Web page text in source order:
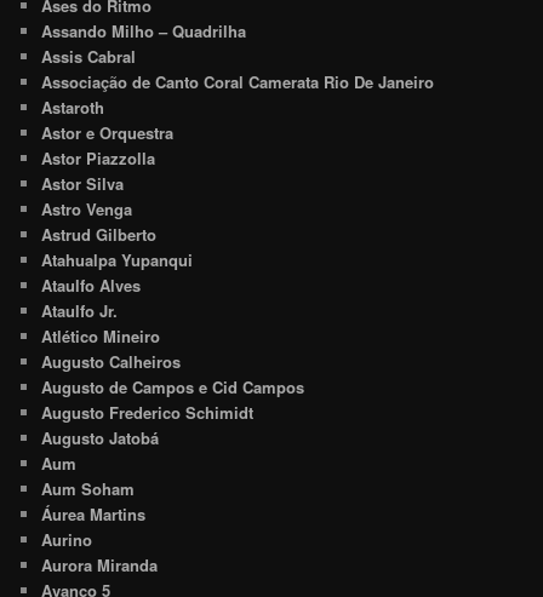
Ases do Ritmo
Assando Milho – Quadrilha
Assis Cabral
Associação de Canto Coral Camerata Rio De Janeiro
Astaroth
Astor e Orquestra
Astor Piazzolla
Astor Silva
Astro Venga
Astrud Gilberto
Atahualpa Yupanqui
Ataulfo Alves
Ataulfo Jr.
Atlético Mineiro
Augusto Calheiros
Augusto de Campos e Cid Campos
Augusto Frederico Schimidt
Augusto Jatobá
Aum
Aum Soham
Áurea Martins
Aurino
Aurora Miranda
Avanço 5